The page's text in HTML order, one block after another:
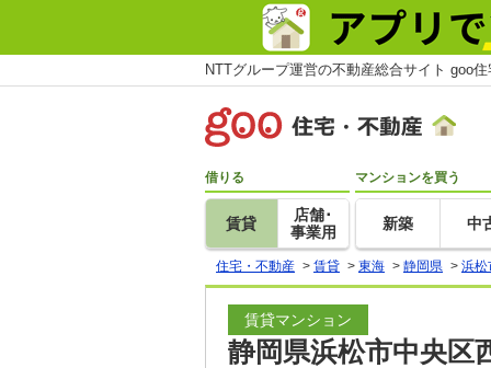
NTTグループ運営の不動産総合サイト goo
借りる
賃貸
店舗･
事業用
マンションを買う
新築 中
住宅・不動産 > 賃貸 > 東海 > 静岡県 > 浜松
賃貸マンション
静岡県浜松市中央区